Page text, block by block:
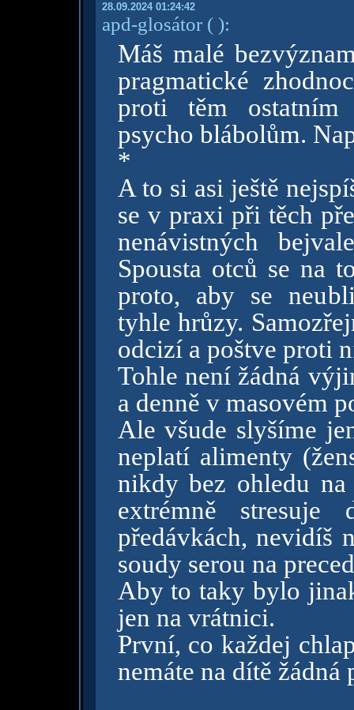
28.09.2024 01:24:42
apd-glosátor( ):
Máš malé
pragmatické
proti těm ostatním
psycho blábolům.
*
A to si asi ještě
se v praxi při těch
nenávistných
Spousta otců se na
proto, aby se
tyhle hrůzy.
odcizí a poštve proti
Tohle není žádná
a denně v masovém
Ale všude slyšíme
neplatí alimenty
nikdy bez ohledu na
extrémně
předávkách, nevidíš
soudy serou na
Aby to taky bylo
jen na vrátnici.
První, co každej
nemáte na dítě žádná